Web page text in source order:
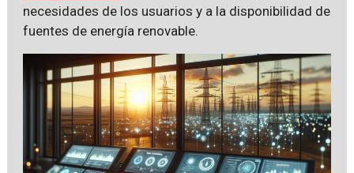
necesidades de los usuarios y a la disponibilidad de
fuentes de energía renovable.